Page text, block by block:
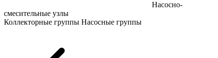
Насосно-
смесительные узлы
Коллекторные группы Насосные группы